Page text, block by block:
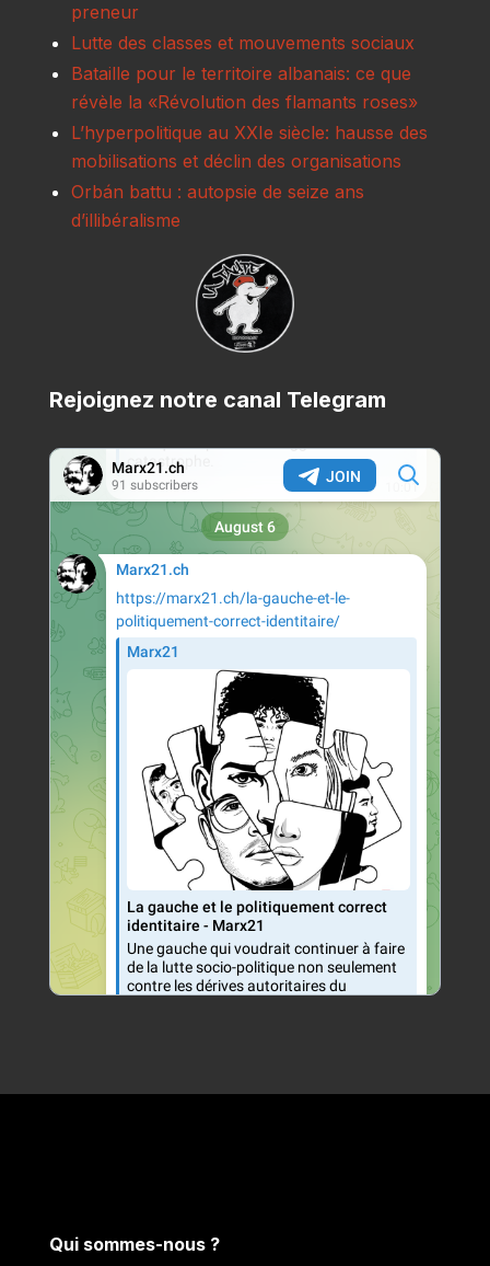
preneur
Lutte des classes et mouvements sociaux
Bataille pour le territoire albanais: ce que
révèle la «Révolution des flamants roses»
L’hyperpolitique au XXIe siècle: hausse des
mobilisations et déclin des organisations
Orbán battu : autopsie de seize ans
d’illibéralisme
Rejoignez notre canal Telegram
Qui sommes-nous ?